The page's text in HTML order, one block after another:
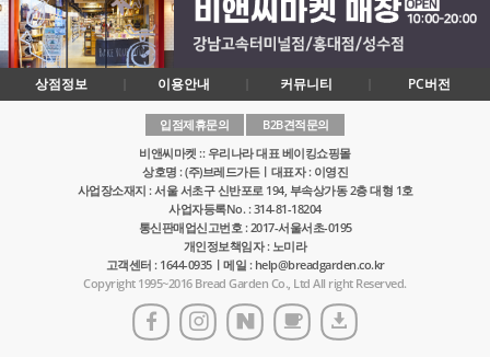
상점정보 이용안내 커뮤니티 PC버전
입점제휴문의
B2B견적문의
비앤씨마켓 :: 우리나라 대표 베이킹쇼핑몰
상호명 : (주)브레드가든ㅣ대표자 : 이영진
사업장소재지 : 서울 서초구 신반포로 194, 부속상가동 2층 대형 1호
사업자등록No. : 314-81-18204
통신판매업신고번호 : 2017-서울서초-0195
개인정보책임자 : 노미라
고객센터 : 1644-0935ㅣ메일 : help@breadgarden.co.kr
Copyright 1995~2016 Bread Garden Co., Ltd All right Reserved.